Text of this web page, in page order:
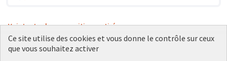
Voir toutes les propositions retirées
Ce site utilise des cookies et vous donne le contrôle sur ceux
que vous souhaitez activer